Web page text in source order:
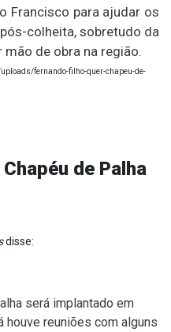
Francisco para ajudar os
colheita, sobretudo da
de obra na região.
fernando-filho-quer-chapeu-de-
de Palha
disse:
será implantado em
houve reuniões com alguns